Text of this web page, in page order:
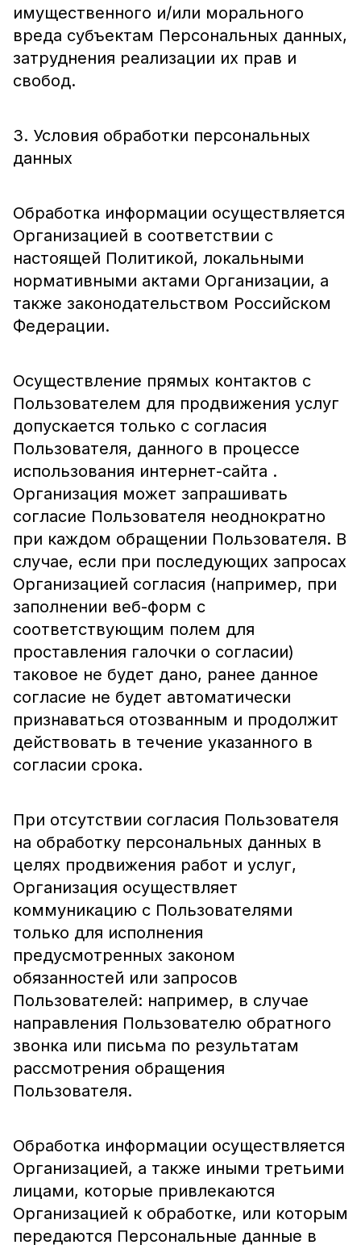
имущественного и/или морального
вреда субъектам Персональных данных,
затруднения реализации их прав и
свобод.
3. Условия обработки персональных
данных
Обработка информации осуществляется
Организацией в соответствии с
настоящей Политикой, локальными
нормативными актами Организации, а
также законодательством Российском
Федерации.
Осуществление прямых контактов с
Пользователем для продвижения услуг
допускается только с согласия
Пользователя, данного в процессе
использования интернет-сайта .
Организация может запрашивать
согласие Пользователя неоднократно
при каждом обращении Пользователя. В
случае, если при последующих запросах
Организацией согласия (например, при
заполнении веб-форм с
соответствующим полем для
проставления галочки о согласии)
таковое не будет дано, ранее данное
согласие не будет автоматически
признаваться отозванным и продолжит
действовать в течение указанного в
согласии срока.
При отсутствии согласия Пользователя
на обработку персональных данных в
целях продвижения работ и услуг,
Организация осуществляет
коммуникацию с Пользователями
только для исполнения
предусмотренных законом
обязанностей или запросов
Пользователей: например, в случае
направления Пользователю обратного
звонка или письма по результатам
рассмотрения обращения
Пользователя.
Обработка информации осуществляется
Организацией, а также иными третьими
лицами, которые привлекаются
Организацией к обработке, или которым
передаются Персональные данные в